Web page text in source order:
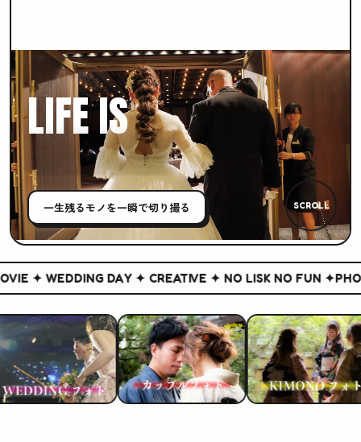
LIFE IS
CREATIVE
一生残るモノを一瞬で切り撮る SCROLL
✦ WEDDING DAY ✦ CREATIVE ✦ NO LISK NO FUN ✦